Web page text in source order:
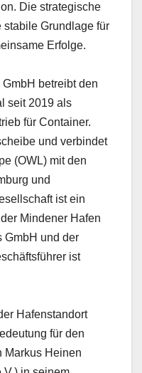
Die strategische
Grundlage für
Erfolge.
betreibt den
seit 2019 als
für Container.
und verbindet
(OWL) mit den
und
ist ein
Mindener Hafen
GmbH und der
ist
Hafenstandort
für den
Markus Heinen